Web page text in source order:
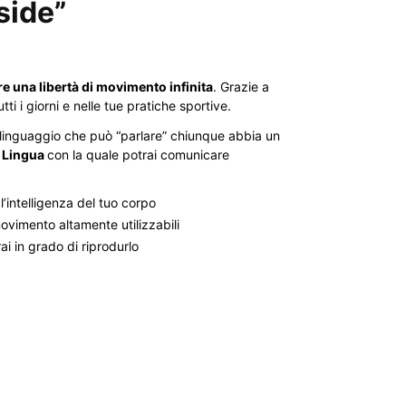
una libertà di movimento infinita. Grazie a
i giorni e nelle tue pratiche sportive.
che può “parlare” chiunque abbia un
con la quale potrai comunicare
del tuo corpo
altamente utilizzabili
in grado di riprodurlo